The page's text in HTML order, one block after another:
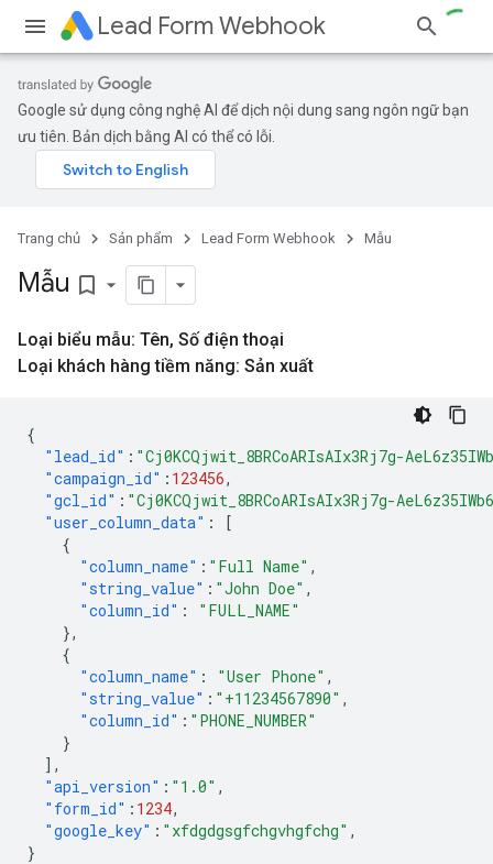
Lead Form Webhook
Google sử dụng công nghệ AI để dịch nội dung sang ngôn ngữ bạn
ưu tiên. Bản dịch bằng AI có thể có lỗi.
Trang chủ Sản phẩm Lead Form Webhook Mẫu
Mẫu bookmark_border
Loại biểu mẫu: Tên, Số điện thoại
Loại khách hàng tiềm năng: Sản xuất
{
"lead_id" : "Cj0KCQjwit_8BRCoARIsAIx3Rj7g-
"campaign_id" : 123456,
"gcl_id" : "Cj0KCQjwit_8BRCoARIsAIx3Rj7g-
"user_column_data" :
[
{
"column_name" : "Full Name" ,
"string_value" : "John Doe" ,
"column_id" :
"FULL_NAME"
},
{
"column_name" : "User Phone" ,
"string_value" : "+11234567890" ,
"column_id" : "PHONE_NUMBER"
}
],
"api_version" : "1.0" ,
"form_id" : 1234,
"google_key" : "xfdgdgsgfchgvhgfchg" ,
}